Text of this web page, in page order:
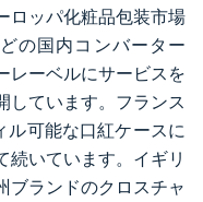
ロッパ化粧品包装市場
の国内コンバーター
レーベルにサービスを
しています。フランス
ル可能な口紅ケースに
続いています。イギリ
ブランドのクロスチャ